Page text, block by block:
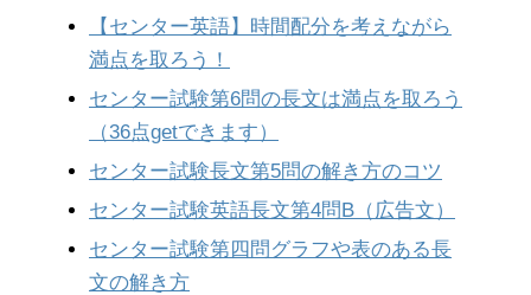
【センター英語】時間配分を考えながら
満点を取ろう！
センター試験第6問の長文は満点を取ろう
（36点getできます）
センター試験長文第5問の解き方のコツ
センター試験英語長文第4問B（広告文）
センター試験第四問グラフや表のある長
文の解き方